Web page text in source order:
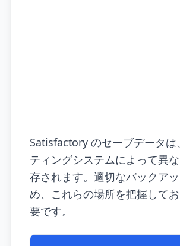
Satisfactory のセーブデータは
ティングシステムによって異
存されます。適切なバックア
め、これらの場所を把握して
要です。